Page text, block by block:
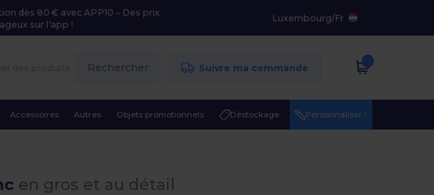
dès 80 € avec APP10 – Des prix
sur l’app !
Luxembourg/Fr
Rechercher Suivre ma commande
Accessoires Autres Objets promotionnels Déstockage Personnaliser !
en gros et au détail